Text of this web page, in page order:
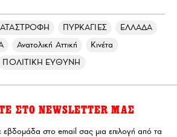
ΠΥΡΚΑΓΙΕΣ
ΕΛΛΑΔΑ
Ανατολική Αττική
Κινέτα
ΠΟΛΙΤΙΚΗ ΕΥΘΥΝΗ
ΣΤΟ NEWSLETTER ΜΑΣ
εβδομάδα στο email σας μια επιλογή από τα